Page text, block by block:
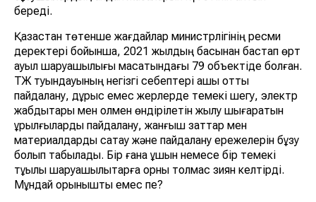
береді.
Қазақстан төтенше жағдайлар министрлігінің ресми
деректері бойынша, 2021 жылдың басынан бастап өрт
ауыл шаруашылығы мақсатындағы 79 объектіде болған.
ТЖ туындауының негізгі себептері ашық отты
пайдалану, дұрыс емес жерлерде темекі шегу, электр
жабдықтары мен қолмен өндірілетін жылу шығаратын
құрылғыларды пайдалану, жанғыш заттар мен
материалдарды сақтау және пайдалану ережелерін бұзу
болып табылады. Бір ғана ұшқын немесе бір темекі
тұқылы шаруашылықтарға орны толмас зиян келтірді.
Мұндай қорқынышты емес пе?